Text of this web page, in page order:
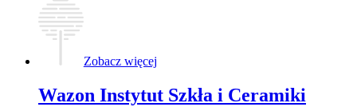
Zobacz więcej
Wazon Instytut Szkła i Ceramiki